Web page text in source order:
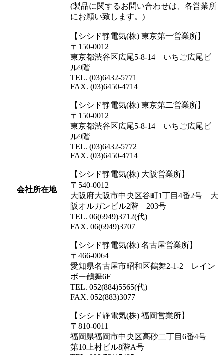
会社所在地
(製品に関するお問い合わせは、各営業所
にお願い致します。)
【シシド静電気(株) 東京第一営業所】
〒150-0012
東京都渋谷区広尾5-8-14 いちご広尾ビ
ル9階
TEL. (03)6432-5771
FAX. (03)6450-4714
【シシド静電気(株) 東京第二営業所】
〒150-0012
東京都渋谷区広尾5-8-14 いちご広尾ビ
ル9階
TEL. (03)6432-5772
FAX. (03)6450-4714
【シシド静電気(株) 大阪営業所】
〒540-0012
大阪府大阪市中央区谷町1丁目4番2号 大
阪オルガンビル2階 203号
TEL. 06(6949)3712(代)
FAX. 06(6949)3707
【シシド静電気(株) 名古屋営業所】
〒466-0064
愛知県名古屋市昭和区鶴舞2-1-2 レイン
ボー鶴舞6F
TEL. 052(884)5565(代)
FAX. 052(883)3077
【シシド静電気(株) 福岡営業所】
〒810-0011
福岡県福岡市中央区高砂二丁目6番4号
第10上村ビル8階A号